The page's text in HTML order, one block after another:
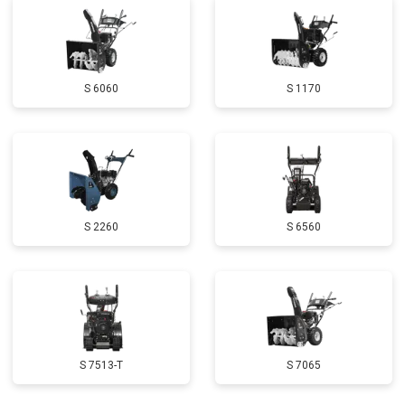
Замена глушителя Заказать
Замена маховика от 3050 ₽ Заказать
Натяжка тросов от 2700 ₽ Заказать
Полное ТО от 4900 ₽
Ремонт привода от 3250 ₽
Замена свечей зажигания от 1820 ₽ Заказать
Демонтаж-монтаж двигателя от 6400 ₽
Ремонт сцепления от 3800 ₽ Заказать
S 6060 S 1170
S 2260 S 6560
S 7513-T S 7065